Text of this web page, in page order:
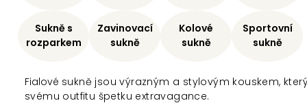
Fialové sukně jsou výrazným a stylovým kouskem,
svému outfitu špetku extravagance.
Sukně s
rozparkem
Zavinovací
sukně
Kolové
sukně
Sportovní
sukně